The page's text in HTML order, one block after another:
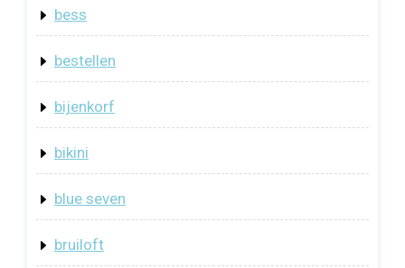
bess
bestellen
bijenkorf
bikini
blue seven
bruiloft